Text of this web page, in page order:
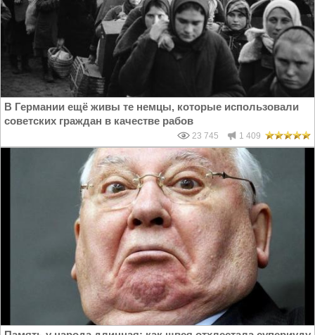
В Германии ещё живы те немцы, которые использовали
советских граждан в качестве рабов
23 745 1 409